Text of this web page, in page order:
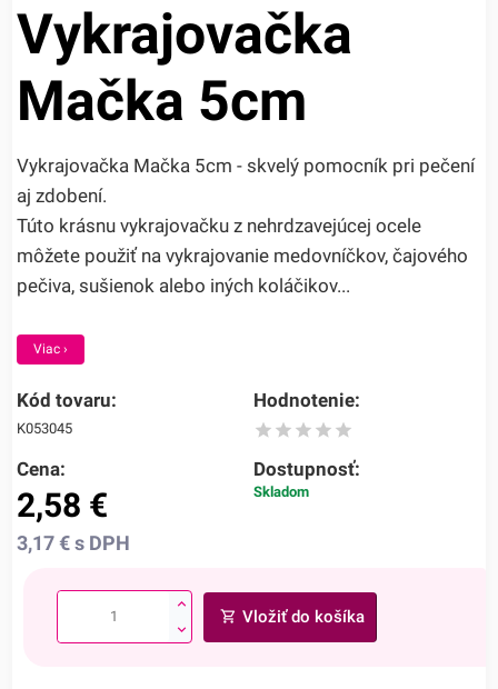
Vykrajovačka
Mačka 5cm
Vykrajovačka Mačka 5cm - skvelý pomocník pri pečení
aj zdobení.
Túto krásnu vykrajovačku z nehrdzavejúcej ocele
môžete použiť na vykrajovanie medovníčkov, čajového
pečiva, sušienok alebo iných koláčikov...
Viac ›
Kód tovaru:
K053045
Hodnotenie:
Cena:
2,58 €
3,17€ s DPH
Dostupnosť:
Skladom
Vložiť do košíka